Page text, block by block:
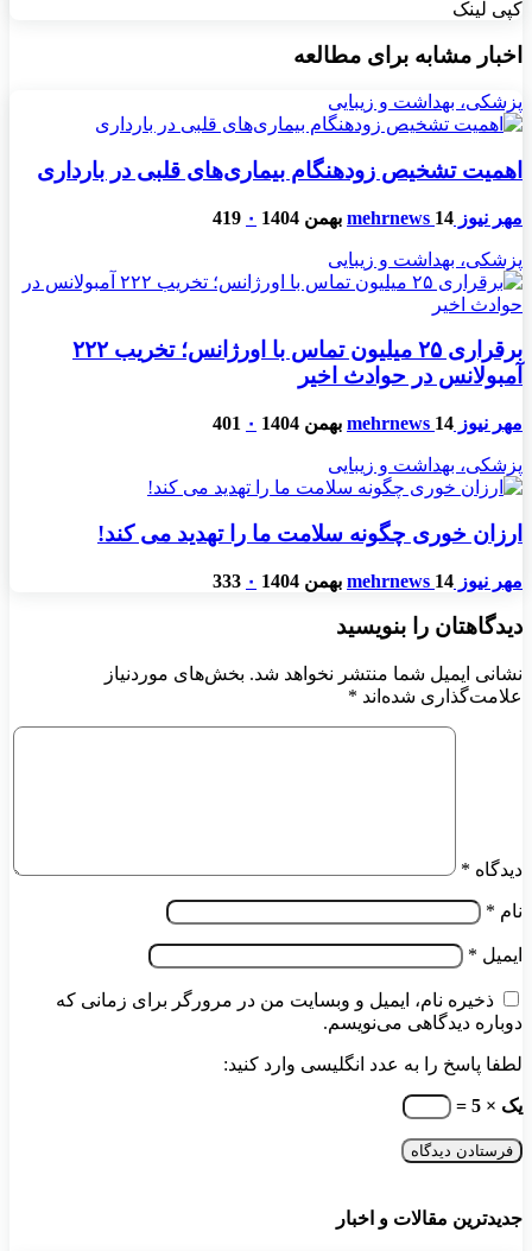
کپی لینک
اخبار مشابه برای مطالعه
پزشکی، بهداشت و زیبایی
اهمیت تشخیص زودهنگام بیماری‌های قلبی در بارداری
مهر نیوز mehrnews 14 بهمن 1404 ۰ 419
پزشکی، بهداشت و زیبایی
برقراری ۲۵ میلیون تماس با اورژانس؛ تخریب ۲۲۲
آمبولانس در حوادث اخیر
مهر نیوز mehrnews 14 بهمن 1404 ۰ 401
پزشکی، بهداشت و زیبایی
ارزان خوری چگونه سلامت ما را تهدید می کند!
مهر نیوز mehrnews 14 بهمن 1404 ۰ 333
دیدگاهتان را بنویسید
نشانی ایمیل شما منتشر نخواهد شد. بخش‌های موردنیاز
علامت‌گذاری شده‌اند *
دیدگاه *
نام *
ایمیل *
ذخیره نام، ایمیل و وبسایت من در مرورگر برای زمانی که
دوباره دیدگاهی می‌نویسم.
لطفا پاسخ را به عدد انگلیسی وارد کنید:
یک × 5 =
جدیدترین مقالات و اخبار